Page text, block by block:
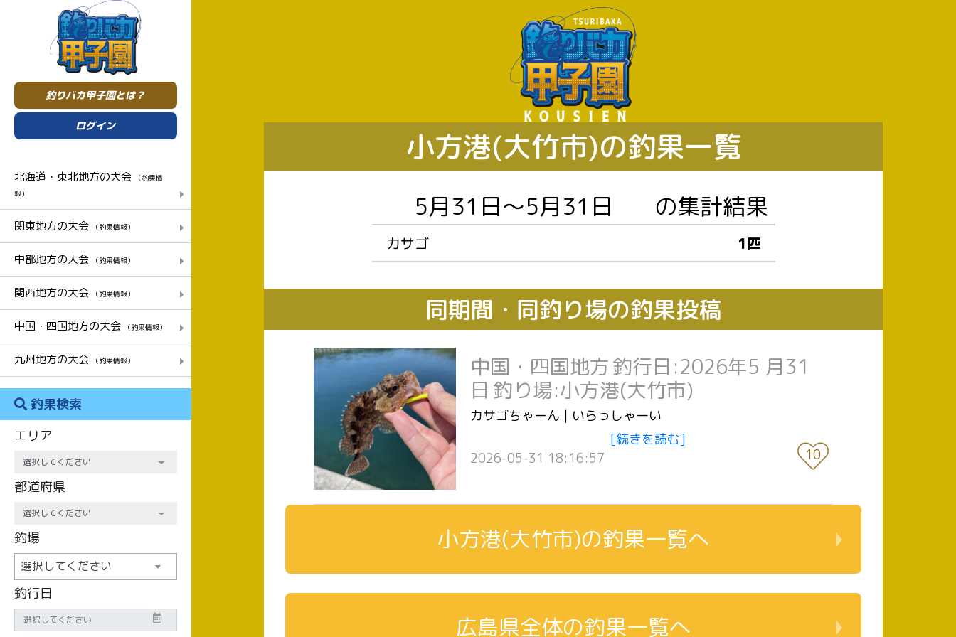
釣りバカ甲子園とは？
ログイン
北海道・東北地方の大会
（釣果情
報）
関東地方の大会 （釣果情報）
中部地方の大会 （釣果情報）
関西地方の大会 （釣果情報）
中国・四国地方の大会 （釣果情報）
九州地方の大会 （釣果情報）
釣果検索
エリア
都道府県
釣場
選択してください
釣行日
小方港(大竹市)の釣果一覧
の集計結果
カサゴ 1匹
同期間・同釣り場の釣果投稿
中国・四国地方釣行日:2026年5 月31
日 釣り場:小方港(大竹市)
カサゴちゃーん | いらっしゃーい
[続きを読む]
2026-05-31 18:16:57
10
小方港(大竹市)の釣果一覧へ
広島県全体の釣果一覧へ